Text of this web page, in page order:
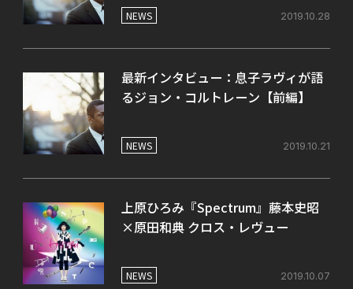
NEWS 2019.10.28
最新インタビュー：息子ラヴィが語
るジョン・コルトレーン【前編】
NEWS 2019.10.21
上原ひろみ『Spectrum』藤本史昭
×原田和典 クロス・レヴュー
NEWS 2019.10.07